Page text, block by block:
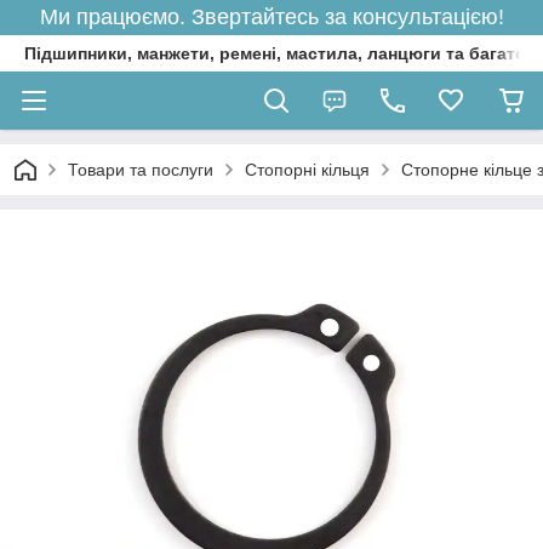
Ми працюємо. Звертайтесь за консультацією!
Підшипники, манжети, ремені, мастила, ланцюги та багато
Товари та послуги Стопорні кільця Стопорне кільце